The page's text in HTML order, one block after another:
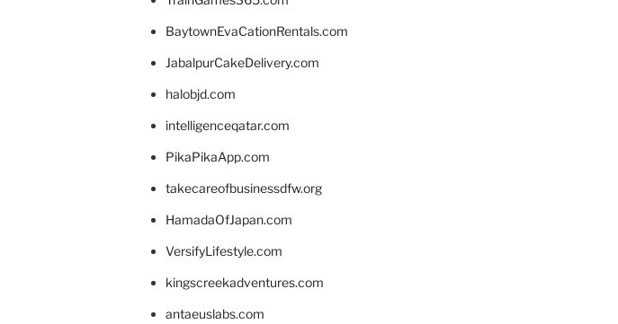
BaytownEvaCationRentals.com
JabalpurCakeDelivery.com
halobjd.com
intelligenceqatar.com
PikaPikaApp.com
takecareofbusinessdfw.org
HamadaOfJapan.com
VersifyLifestyle.com
kingscreekadventures.com
antaeuslabs.com